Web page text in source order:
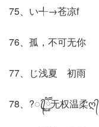
75、い╃→苍凉f
76、孤，不可无你
77、じ浅夏ゞ初雨
78、?ꦿ᭄ཽ࿆无权温柔ღ᭄